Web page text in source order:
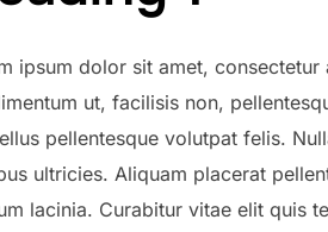
ipsum dolor sit amet,
ut, facilisis non,
pellentesque volutpat felis.
ultricies. Aliquam placerat
lacinia. Curabitur vitae elit quis